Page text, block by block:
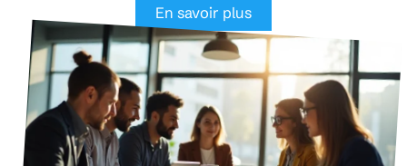
En savoir plus